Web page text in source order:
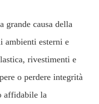
grande causa della
ambienti esterni e
rivestimenti e
o perdere integrità
affidabile la